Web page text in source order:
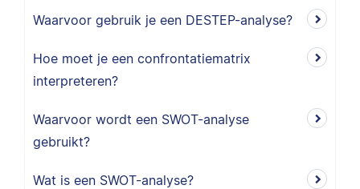
Waarvoor gebruik je een DESTEP-analyse?
Hoe moet je een confrontatiematrix
interpreteren?
Waarvoor wordt een SWOT-analyse
gebruikt?
Wat is een SWOT-analyse?